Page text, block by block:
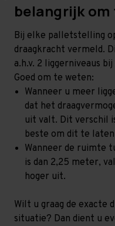
belangrijk om
Bij elke palletstelling
draagkracht vermeld.
a.h.v. 2 liggerniveaus
Goed om te weten:
Wanneer u meer
dat het
uit valt. Dit verschil
beste om dit te
Wanneer de ruimte
is dan 2,25 meter,
hoger uit.
Wilt u graag de exacte
situatie? Dan dient u